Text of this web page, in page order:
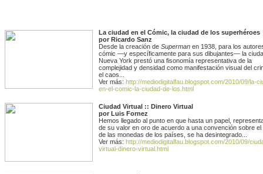
La ciudad en el Cómic, la ciudad de los superhéroes
por Ricardo Sanz
Desde la creación de Superman en 1938, para los
cómic —y específicamente para sus dibujantes— la
Nueva York prestó una fisonomía representativa de la
complejidad y densidad como manifestación visual del
el caos...
Ver más: http://mediodigitalfau.blogspot.com/2010/09/la-
en-el-comic-la-ciudad-de-los.html
Ciudad Virtual :: Dinero Virtual
por Luis Fornez
Hemos llegado al punto en que hasta un papel,
de su valor en oro de acuerdo a una convención sobre el
de las monedas de los países, se ha desintegrado...
Ver más: http://mediodigitalfau.blogspot.com/2010/09/
virtual-dinero-virtual.html